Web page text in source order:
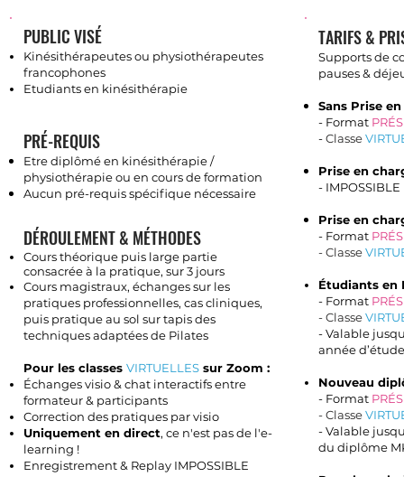
PUBLIC VISÉ
Kinésithérapeutes ou physiothérapeutes
francophones
Etudiants en kinésithérapie
PRÉ-REQUIS
Etre diplômé en kinésithérapie /
physiothérapie ou en cours de formation
Aucun pré-requis spécifique nécessaire
DÉROULEMENT & MÉTHODES
Cours théorique puis large partie
consacrée à la pratique, sur 3 jours
Cours magistraux, échanges sur les
pratiques professionnelles, cas cliniques,
puis pratique au sol sur tapis des
techniques adaptées de Pilates
Pour les classes VIRTUELLES sur Zoom :
Échanges visio & chat interactifs entre
formateur & participants
Correction des pratiques par visio
Uniquement en direct, ce n'est pas de l'e-
learning !
Enregistrement & Replay IMPOSSIBLE
TARIFS &
Supports de
pauses &
Sans Prise
- Format
-Classe
Prise en
- IMPOSSIBLE
Prise en
- Format
- Classe
Étudiants en
- Format PR
-Classe
- Valable
année
Nouveau
- Format PR
- Classe
- Valable
du diplôme